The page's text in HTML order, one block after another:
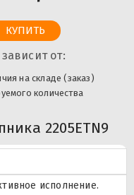
от:
на складе (заказ)
количества
2205ETN9
исполнение.